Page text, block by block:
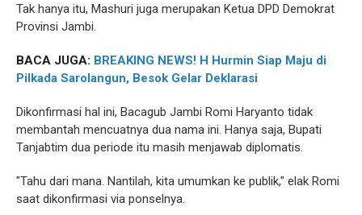
Tak hanya itu, Mashuri juga merupakan Ketua DPD Demokrat
Provinsi Jambi.
BACA JUGA: BREAKING NEWS! H Hurmin Siap Maju di
Pilkada Sarolangun, Besok Gelar Deklarasi
Dikonfirmasi hal ini, Bacagub Jambi Romi Haryanto tidak
membantah mencuatnya dua nama ini. Hanya saja, Bupati
Tanjabtim dua periode itu masih menjawab diplomatis.
"Tahu dari mana. Nantilah, kita umumkan ke publik," elak Romi
saat dikonfirmasi via ponselnya.